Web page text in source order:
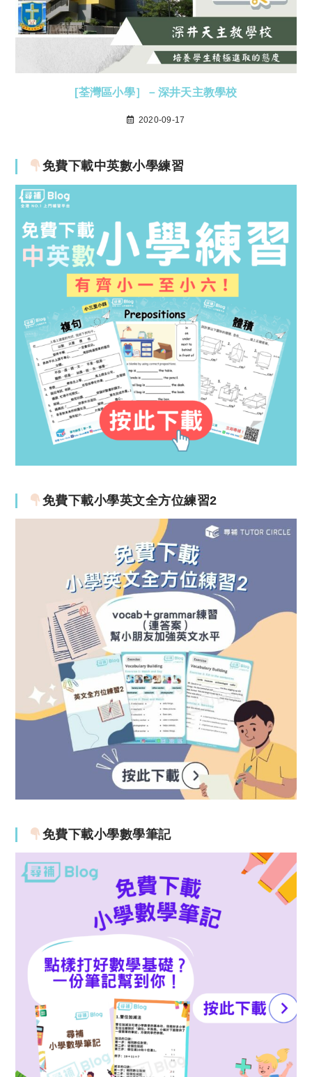
[荃灣區小學］－深井天主教學校
2020-09-17
免費下載中英數小學練習
免費下載小學英文全方位練習2
免費下載小學數學筆記